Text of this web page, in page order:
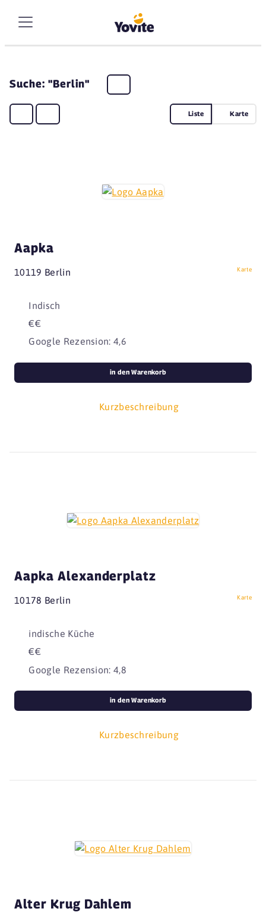
Suche: "Berlin"
Liste Karte
Aapka
10119 Berlin Karte
Indisch
€€
Google Rezension: 4,6
Kurzbeschreibung
in den Warenkorb
Aapka Alexanderplatz
10178 Berlin Karte
indische Küche
€€
Google Rezension: 4,8
Kurzbeschreibung
in den Warenkorb
Alter Krug Dahlem